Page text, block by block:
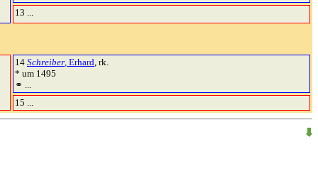
13 ...
14 Schreiber, Erhard, rk.
* um 1495
⚭ ...
15 ...